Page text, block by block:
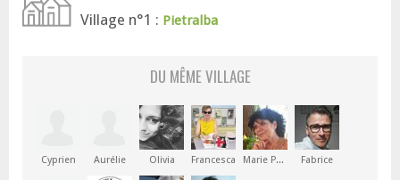
Village n°1 : Pietralba
DU MÊME VILLAGE
Cyprien Aurélie Olivia Francesca Marie Paule Fabrice